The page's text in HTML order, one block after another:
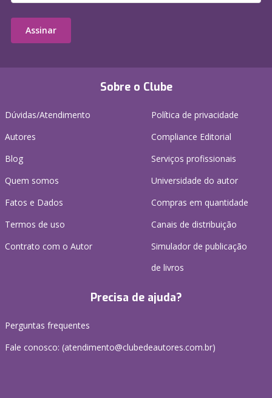
Sobre o Clube
Dúvidas/Atendimento
Autores
Blog
Quem somos
Fatos e Dados
Termos de uso
Contrato com o Autor
Política de privacidade
Compliance Editorial
Serviços profissionais
Universidade do autor
Compras em quantidade
Canais de distribuição
Simulador de publicação
de livros
Precisa de ajuda?
Perguntas frequentes
Fale conosco: (atendimento@clubedeautores.com.br)
Assinar